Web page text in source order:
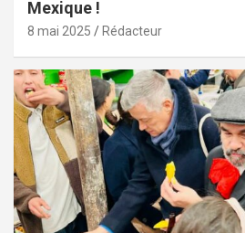
Mexique !
8 mai 2025 Rédacteur